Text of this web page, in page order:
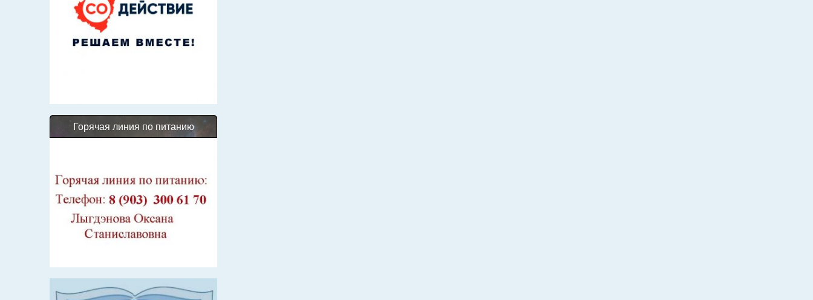
Горячая линия по питанию